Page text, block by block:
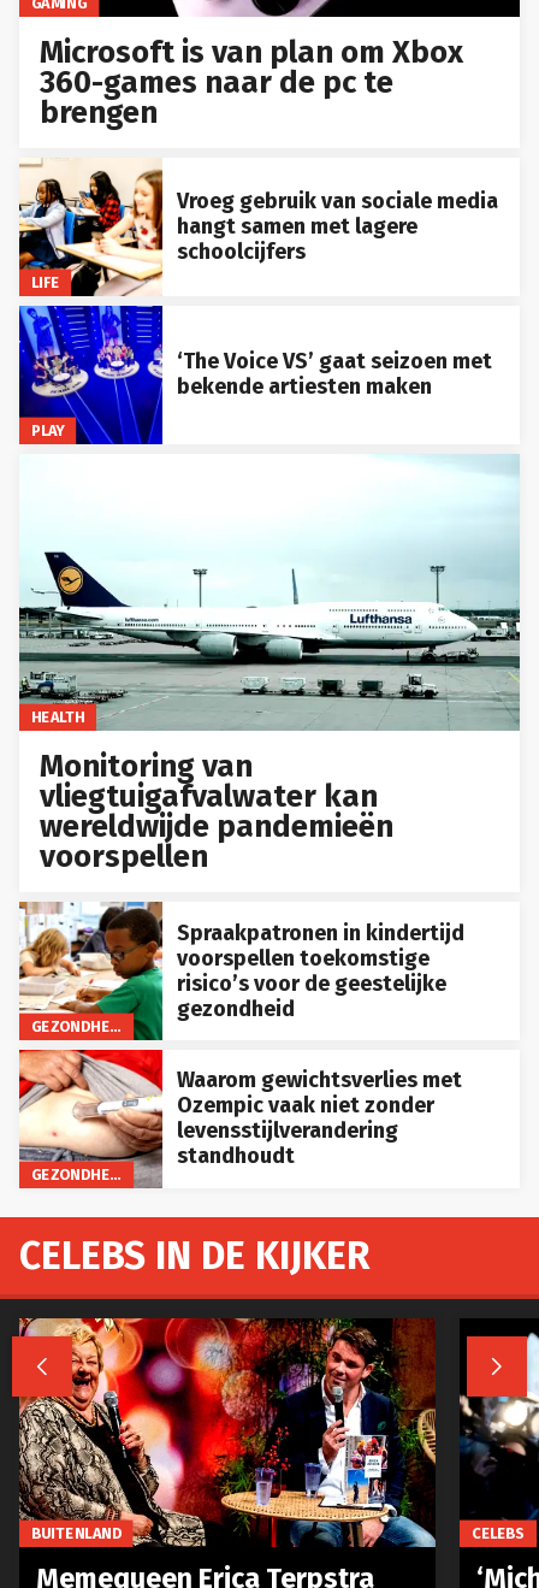
Microsoft is van plan om Xbox
360-games naar de pc te
brengen
LIFE
Vroeg gebruik van sociale media
hangt samen met lagere
schoolcijfers
PLAY
‘The Voice VS’ gaat seizoen met
bekende artiesten maken
HEALTH
Monitoring van
vliegtuigafvalwater kan
wereldwijde pandemieën
voorspellen
GEZONDHEID
Spraakpatronen in kindertijd
voorspellen toekomstige
risico’s voor de geestelijke
gezondheid
GEZONDHEID
Waarom gewichtsverlies met
Ozempic vaak niet zonder
levensstijlverandering
standhoudt
CELEBS IN DE KIJKER
 
BUITENLAND
Memequeen Erica Terpstra
CELEBS